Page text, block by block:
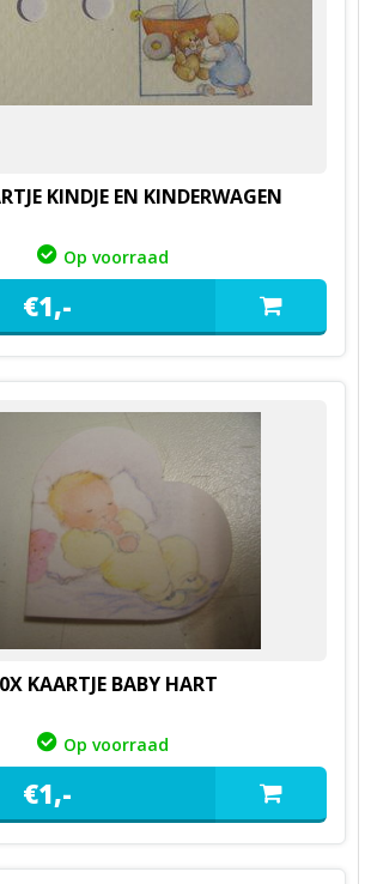
KINDJE EN KINDERWAGEN
Op voorraad
€1,-
KAARTJE BABY HART
Op voorraad
€1,-